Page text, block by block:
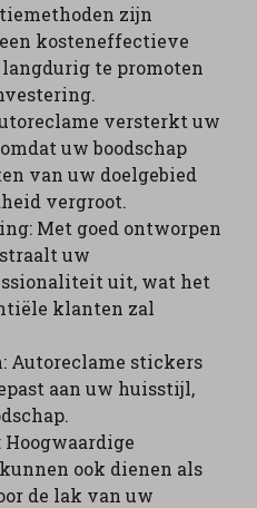
zijn
kosteneffectieve
te promoten
versterkt uw
uw boodschap
van uw doelgebied
vergroot.
Met goed ontworpen
uw
uit, wat het
klanten zal
stickers
aan uw huisstijl,
ook dienen als
de lak van uw